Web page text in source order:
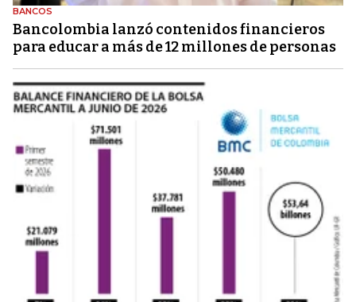
BANCOS
Bancolombia lanzó contenidos financieros
para educar a más de 12 millones de personas